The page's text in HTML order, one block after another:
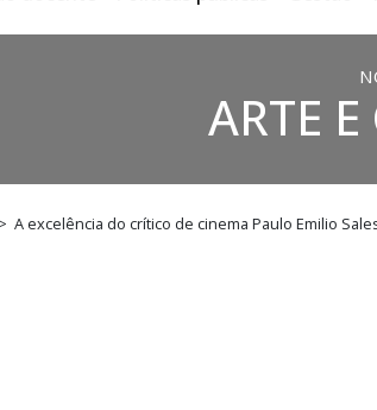
ARTE
> A excelência do crítico de cinema Paulo Emilio